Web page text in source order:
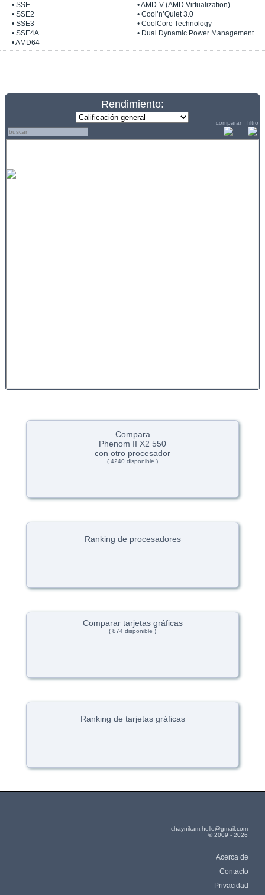
• SSE
• SSE2
• SSE3
• SSE4A
• AMD64
• AMD-V (AMD Virtualization)
• Cool’n’Quiet 3.0
• CoolCore Technology
• Dual Dynamic Power Management
Rendimiento:
comparar filtro
Compara
Phenom II X2 550
con otro procesador
( 4240 disponible )
Ranking de procesadores
Comparar tarjetas gráficas
( 874 disponible )
Ranking de tarjetas gráficas
chaynikam.hello@gmail.com
© 2009 - 2026
Acerca de
Contacto
Privacidad